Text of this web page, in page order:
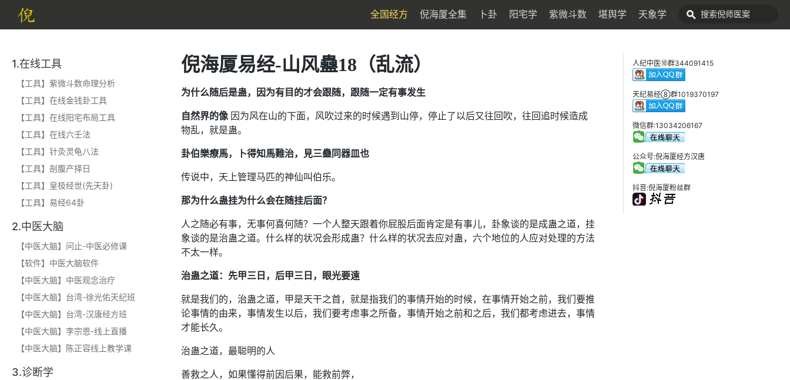
全国经方 倪海厦全集 卜卦 阳宅学 紫微斗数 堪舆学 天象学
1.在线工具
【工具】紫微斗数命理分析
【工具】在线金钱卦工具
【工具】在线阳宅布局工具
【工具】在线六壬法
【工具】针灸灵龟八法
【工具】剖腹产择日
【工具】皇极经世(先天卦)
【工具】易经64卦
2.中医大脑
【中医大脑】问止-中医必修课
【软件】中医大脑软件
【中医大脑】中医观念治疗
【中医大脑】台湾-徐光佑天纪班
【中医大脑】台湾-汉唐经方班
【中医大脑】李宗恩-线上直播
【中医大脑】陈正容线上教学课
3.诊断学
倪海厦易经-山风蠱18（乱流）
为什么随后是蛊，因为有目的才会跟随，跟随一定有事发生
自然界的像 因为风在山的下面，风吹过来的时候遇到山停，停止了以后又往回吹，往回追时候造成
物乱，就是蛊。
卦伯樂療馬，卜得知馬難治，見三蠱同器皿也
传说中，天上管理马匹的神仙叫伯乐。
那为什么蛊挂为什么会在随挂后面？
人之随必有事，无事何喜何随？一个人整天跟着你屁股后面肯定是有事儿，卦象谈的是成蛊之道，挂
象谈的是治蛊之道。什么样的状况会形成蛊？什么样的状况去应对蛊，六个地位的人应对处理的方法
不太一样。
治蛊之道：先甲三日，后甲三日，眼光要遠
就是我们的，治蛊之道，甲是天干之首，就是指我们的事情开始的时候，在事情开始之前，我们要推
论事情的由来，事情发生以后，我们要考虑事之所备，事情开始之前和之后，我们都考虑进去，事情
才能长久。
治蛊之道，最聪明的人
善救之人，如果懂得前因后果，能救前弊，
人纪中医⑩群344091415
天纪易经⑧群1019370197
微信群:13034206167
公众号:倪海厦经方汉唐
抖音:倪海厦粉丝群